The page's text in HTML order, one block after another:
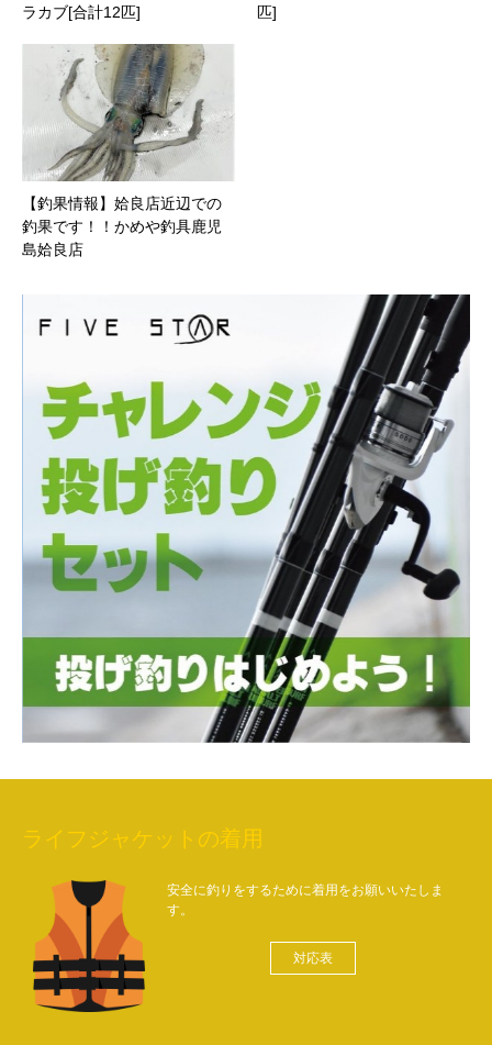
ラカブ[合計12匹]
匹]
【釣果情報】姶良店近辺での
釣果です！！かめや釣具鹿児
島姶良店
ライフジャケットの着用
安全に釣りをするために着用をお願いいたしま
す。
対応表